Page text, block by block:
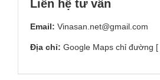
Liên hệ tư vấn
Email: Vinasan.net@gmail.com
Địa chỉ: Google Maps chỉ đường [